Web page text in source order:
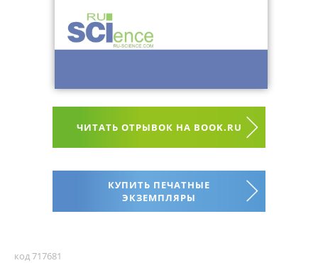
ЧИТАТЬ ОТРЫВОК НА BOOK.RU
КУПИТЬ ПЕЧАТНЫЕ
ЭКЗЕМПЛЯРЫ
код 717681